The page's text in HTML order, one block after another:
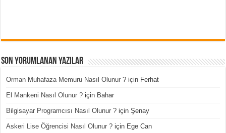
Son Yorumlanan Yazılar
Orman Muhafaza Memuru Nasıl Olunur ? için Ferhat
El Mankeni Nasıl Olunur ? için Bahar
Bilgisayar Programcısı Nasıl Olunur ? içinŞenay
Askeri Lise Öğrencisi Nasıl Olunur ? için Ege Can